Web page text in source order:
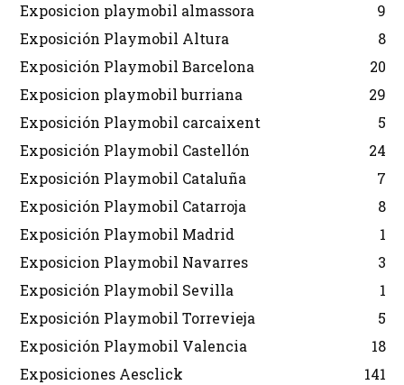
Exposicion playmobil almassora
9
Exposición Playmobil Altura
8
Exposición Playmobil Barcelona
20
Exposicion playmobil burriana
29
Exposición Playmobil carcaixent
5
Exposición Playmobil Castellón
24
Exposición Playmobil Cataluña
7
Exposición Playmobil Catarroja
8
Exposición Playmobil Madrid
1
Exposicion Playmobil Navarres
3
Exposición Playmobil Sevilla
1
Exposición Playmobil Torrevieja
5
Exposición Playmobil Valencia
18
Exposiciones Aesclick
141